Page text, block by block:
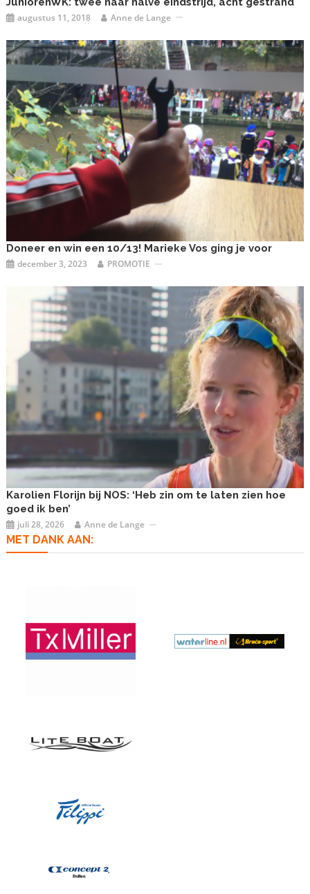
augustus 11, 2018 Anne de Lange
Doneer en win een 10/13! Marieke Vos ging je voor
december 3, 2023 PROMOTIE
Karolien Florijn bij NOS: ‘Heb zin om te laten zien hoe
goed ik ben’
juli 28, 2026 Anne de Lange
MET DANK AAN: